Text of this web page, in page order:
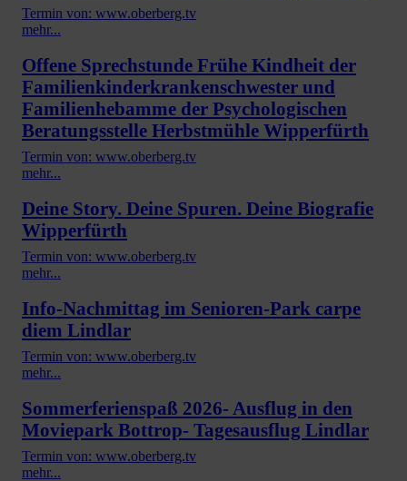
Termin von: www.oberberg.tv
mehr...
Offene Sprechstunde Frühe Kindheit der
Familienkinderkrankenschwester und
Familienhebamme der Psychologischen
Beratungsstelle Herbstmühle Wipperfürth
Termin von: www.oberberg.tv
mehr...
Deine Story. Deine Spuren. Deine Biografie
Wipperfürth
Termin von: www.oberberg.tv
mehr...
Info-Nachmittag im Senioren-Park carpe
diem Lindlar
Termin von: www.oberberg.tv
mehr...
Sommerferienspaß 2026- Ausflug in den
Moviepark Bottrop- Tagesausflug Lindlar
Termin von: www.oberberg.tv
mehr...